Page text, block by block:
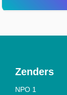
Zenders
NPO 1